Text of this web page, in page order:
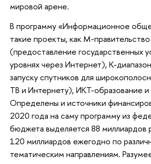
мировой арене.
В программу «Информационное
такие проекты, как М-правительство
(предоставление государственных
уровнях через Интернет), К-
запуску спутников для
ТВ и Интернету), ИКТ-образование и
Определены и источники
2020 года на саму программу из
бюджета выделяется 88 миллиардов
120 миллиардов ежегодно по
тематическим направлениям.